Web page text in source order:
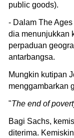
public goods).
- Dalam The
dia menunjukkan
perpaduan
antarbangsa.
Mungkin kutipan
menggambarkan
⁠"The end of
Bagi Sachs,
diterima.